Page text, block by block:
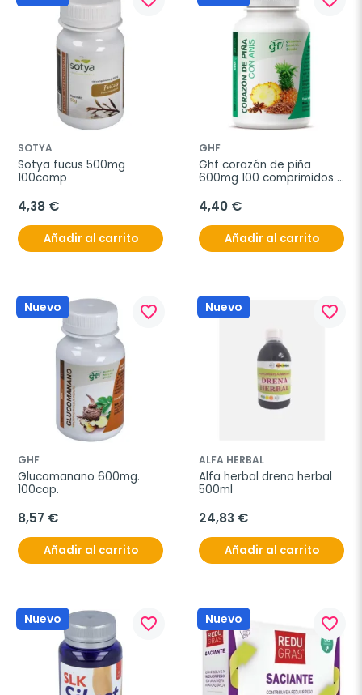
SOTYA
Sotya fucus 500mg
100comp
4,38 €
Añadir al carrito
GHF
Ghf corazón de piña
600mg 100 comprimidos
4,40 €
Añadir al carrito
Nuevo favorite_border
GHF
Glucomanano 600mg.
100cap.
8,57 €
Añadir al carrito
Nuevo favorite_border
ALFA HERBAL
Alfa herbal drena herbal
500ml
24,83 €
Añadir al carrito
Nuevo favorite_border Nuevo favorite_border